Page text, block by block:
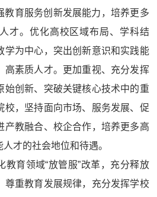
教育服务创新发展能力，培养更多
才。优化高校区域布局、学科结
学为中心，突出创新意识和实践能
高素质人才。更加重视、充分发挥
始创新、突破关键核心技术中的重
校，坚持面向市场、服务发展、促
产教融合、校企合作，培养更多高
才的社会地位和待遇。
教育领域“放管服”改革，充分释放
尊重教育发展规律，充分发挥学校